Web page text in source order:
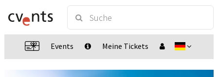
Events Meine Tickets